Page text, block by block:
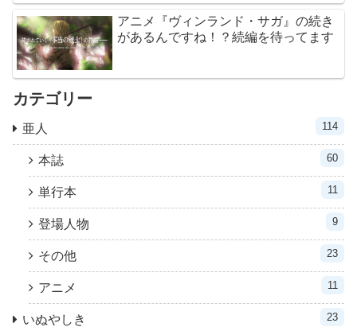
アニメ『ヴィンランド・サガ』の続き
があるんですね！？続編を待ってます
カテゴリー
亜人 114
本誌 60
単行本 11
登場人物 9
その他 23
アニメ 11
いぬやしき 23